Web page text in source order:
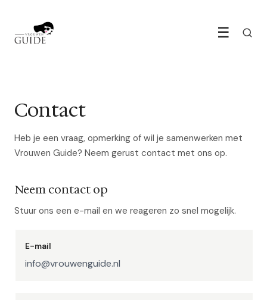
☰
Contact
Heb je een vraag, opmerking of wil je samenwerken met
Vrouwen Guide? Neem gerust contact met ons op.
Neem contact op
Stuur ons een e-mail en we reageren zo snel mogelijk.
E-mail
info@vrouwenguide.nl